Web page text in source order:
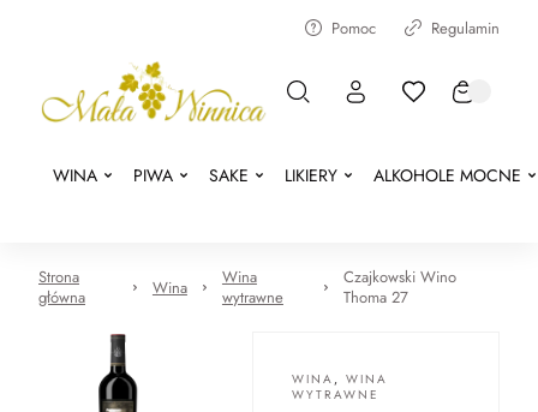
Pomoc Regulamin
WINA PIWA SAKE LIKIERY ALKOHOLE MOCNE
Strona
główna
Wina
Wina
wytrawne
Czajkowski Wino
Thoma 27
WINA , WINA
WYTRAWNE